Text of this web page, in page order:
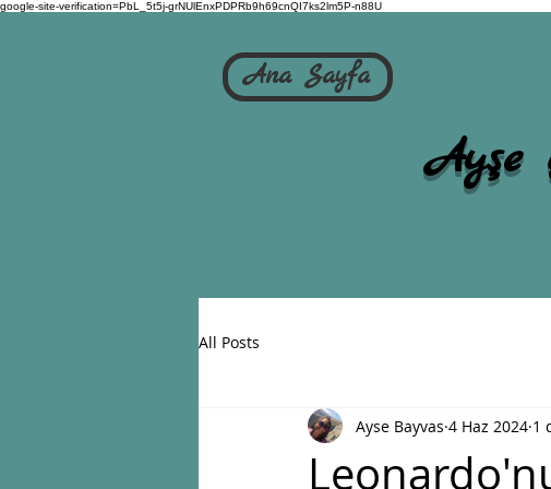
google-site-verification=PbL_5t5j-grNUlEnxPDPRb9h69cnQI7ks2lm5P-n88U
Ana Sayfa
All Posts
Ayse Bayvas 4 Haz 2024 1